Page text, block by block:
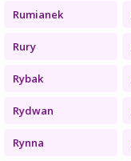
Rumianek
Rury
Rybak
Rydwan
Rynna